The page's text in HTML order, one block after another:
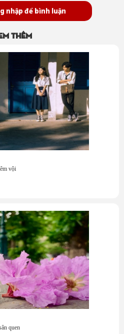
nhập để bình luận
thêm
vội
quen